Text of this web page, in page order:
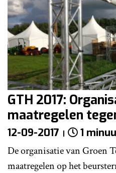
GTH 2017:
maatregelen
12-09-2017 1
De organisatie van Groen
maatregelen op het